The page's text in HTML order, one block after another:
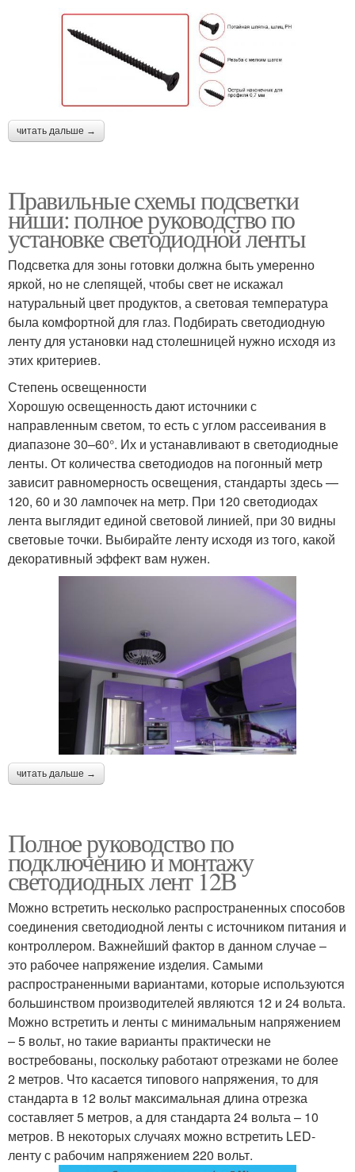
читать дальше →
Правильные схемы подсветки
ниши: полное руководство по
установке светодиодной ленты
Подсветка для зоны готовки должна быть умеренно
яркой, но не слепящей, чтобы свет не искажал
натуральный цвет продуктов, а световая температура
была комфортной для глаз. Подбирать светодиодную
ленту для установки над столешницей нужно исходя из
этих критериев.
Степень освещенности
Хорошую освещенность дают источники с
направленным светом, то есть с углом рассеивания в
диапазоне 30–60°. Их и устанавливают в светодиодные
ленты. От количества светодиодов на погонный метр
зависит равномерность освещения, стандарты здесь —
120, 60 и 30 лампочек на метр. При 120 светодиодах
лента выглядит единой световой линией, при 30 видны
световые точки. Выбирайте ленту исходя из того, какой
декоративный эффект вам нужен.
читать дальше →
Полное руководство по
подключению и монтажу
светодиодных лент 12В
Можно встретить несколько распространенных способов
соединения светодиодной ленты с источником питания и
контроллером. Важнейший фактор в данном случае –
это рабочее напряжение изделия. Самыми
распространенными вариантами, которые используются
большинством производителей являются 12 и 24 вольта.
Можно встретить и ленты с минимальным напряжением
– 5 вольт, но такие варианты практически не
востребованы, поскольку работают отрезками не более
2 метров. Что касается типового напряжения, то для
стандарта в 12 вольт максимальная длина отрезка
составляет 5 метров, а для стандарта 24 вольта – 10
метров. В некоторых случаях можно встретить LED-
ленту с рабочим напряжением 220 вольт.